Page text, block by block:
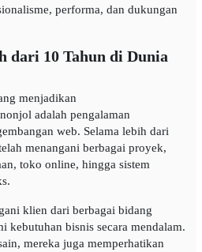
performa, dan dukungan
dari 10 Tahun di Dunia
menjadikan
adalah pengalaman
web. Selama lebih dari
menangani berbagai proyek,
toko online, hingga sistem
klien dari berbagai bidang
kebutuhan bisnis secara mendalam.
mereka juga memperhatikan